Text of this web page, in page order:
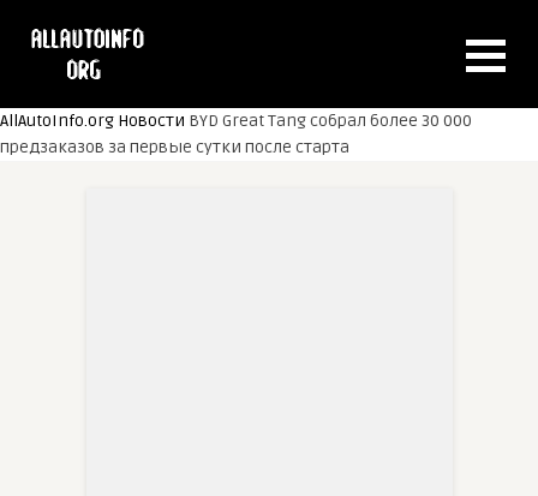
AllAutoInfo.org Новости BYD Great Tang собрал более 30 000
предзаказов за первые сутки после старта